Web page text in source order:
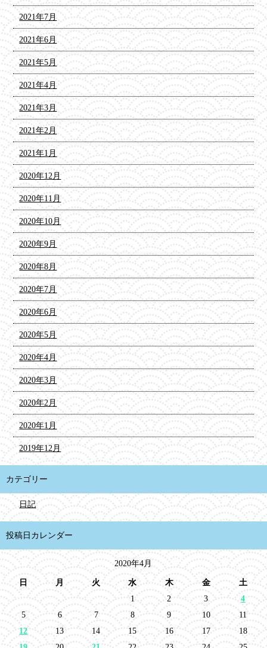
2021年7月
2021年6月
2021年5月
2021年4月
2021年3月
2021年2月
2021年1月
2020年12月
2020年11月
2020年10月
2020年9月
2020年8月
2020年7月
2020年6月
2020年5月
2020年4月
2020年3月
2020年2月
2020年1月
2019年12月
カテゴリー
日記
投稿日カレンダー
2020年4月
日 月 火 水 木 金
土
1
2 3
4
5
6 7 8 9 10
11
12
13 14 15 16 17
18